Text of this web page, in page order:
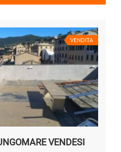
VENDITA
VENDESI